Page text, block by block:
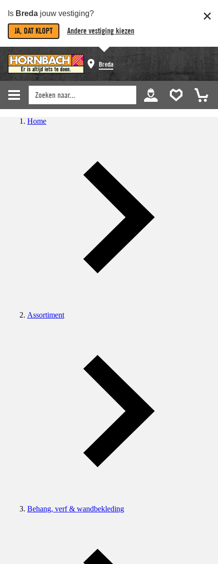
Is Breda jouw vestiging?
JA, DAT KLOPT Andere vestiging kiezen
Breda
Home
Assortiment
Behang, verf & wandbekleding